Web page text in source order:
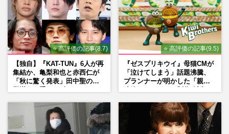
⭐ 高評価の記事(8.7)
【独自】『KAT-TUN』6人が再
集結か、亀梨和也と赤西仁が
「秋に驚く発表」田中聖の刑
⭐ 高評価の記事(9.5)
『ゼスプリキウイ』母猫CMが
「泣けてしまう」話題沸騰、
プランナーが明かした「親に